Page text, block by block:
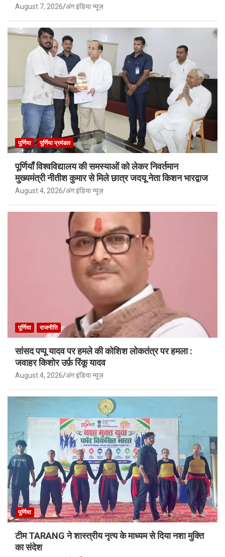
August 7, 2026 अंग इंडिया न्यूज़
पूर्णिया पूर्णिया प्रमंडल
पूर्णियाँ विश्वविद्यालय की समस्याओं को लेकर निवर्तमान
मुख्यमंत्री नीतीश कुमार से मिले छात्र जदयू नेता किशन भारद्वाज
August 4, 2026 अंग इंडिया न्यूज़
पूर्णिया राजनीति
सांसद पप्पू यादव पर हमले की कोशिश लोकतंत्र पर हमला :
जवाहर किशोर उर्फ़ रिंकू यादव
August 4, 2026 अंग इंडिया न्यूज़
पूर्णिया
टीम TARANG ने शास्त्रीय नृत्य के माध्यम से दिया नशा मुक्ति
का संदेश